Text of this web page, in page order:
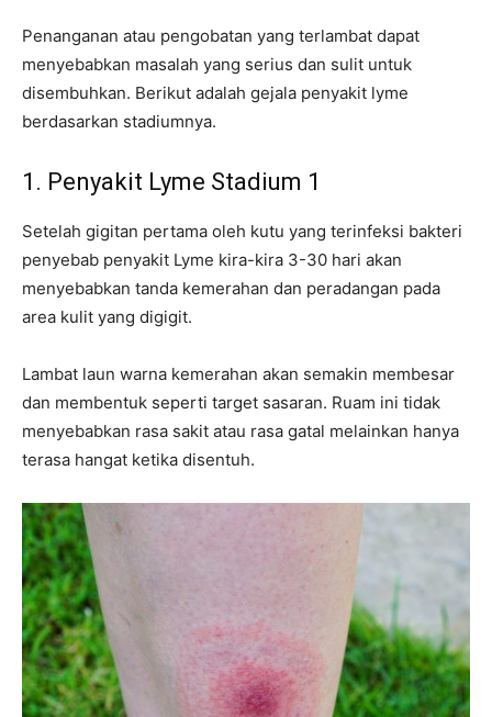
Penanganan atau pengobatan yang terlambat dapat
menyebabkan masalah yang serius dan sulit untuk
disembuhkan. Berikut adalah gejala penyakit lyme
berdasarkan stadiumnya.
1. Penyakit Lyme Stadium 1
Setelah gigitan pertama oleh kutu yang terinfeksi bakteri
penyebab penyakit Lyme kira-kira 3-30 hari akan
menyebabkan tanda kemerahan dan peradangan pada
area kulit yang digigit.
Lambat laun warna kemerahan akan semakin membesar
dan membentuk seperti target sasaran. Ruam ini tidak
menyebabkan rasa sakit atau rasa gatal melainkan hanya
terasa hangat ketika disentuh.